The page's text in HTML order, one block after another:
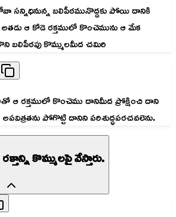
బలిపీఠమునొద్దకు పోయి దానికి
ఆ కోడె రక్తములో కొంచెమును ఆ మేక
బలిపీఠపు కొమ్ములమీద చమిరి
ఆ రక్తములో కొంచెము దానిమీద ప్రోక్షించి దాని
పోగొట్టి దానిని పరిశుద్ధపరచవలెను.
కొమ్ములపై వేస్తారు.